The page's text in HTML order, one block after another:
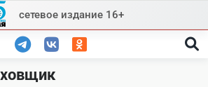
сетевое издание 16+